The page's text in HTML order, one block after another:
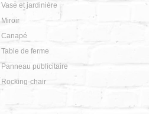
Vase et jardinière
Miroir
Canapé
Table de ferme
Panneau publicitaire
Rocking-chair